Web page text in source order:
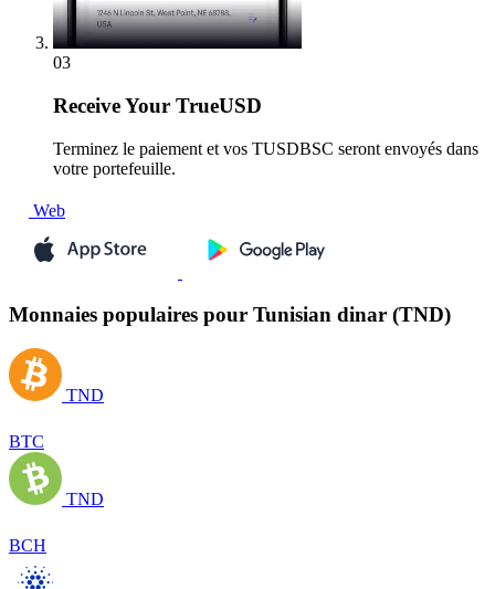
03
ReceiveYour TrueUSD
Terminez le paiement et vos TUSDBSC seront envoyés dans
votre portefeuille.
Web
Monnaies populaires pour Tunisian dinar (TND)
TND
BTC
TND
BCH